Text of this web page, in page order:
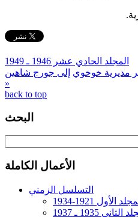
المجلد الحادي عشر 1946 ـ 1949
مديرية خوخوي إلى جورج شاهين
»
back to top
البحث
الأعمال الكاملة
التسلسل الزمني
الأول 1921-1934
الثاني 1935 ـ 1937